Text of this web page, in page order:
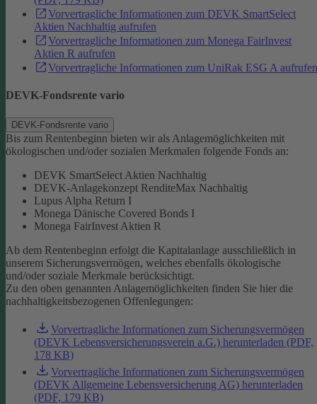
Vorvertragliche Informationen zum DEVK SmartSelect
Aktien Nachhaltig aufrufen
Vorvertragliche Informationen zum Monega FairInvest
Aktien R aufrufen
Vorvertragliche Informationen zum UniRak ESG A aufrufen
DEVK-Fondsrente vario
DEVK-Fondsrente vario
Bis zum Rentenbeginn bieten wir als Anlagemöglichkeiten mit
ökologischen und/oder sozialen Merkmalen folgende Fonds an:
DEVK SmartSelect Aktien Nachhaltig
DEVK-Anlagekonzept RenditeMax Nachhaltig
Lupus Alpha Return I
Monega Dänische Covered Bonds I
Monega FairInvest Aktien R
Ab dem Rentenbeginn erfolgt die Kapitalanlage ausschließlich in
unserem Sicherungsvermögen, welches ebenfalls ökologische
und/oder soziale Merkmale berücksichtigt.
Zu den oben genannten Anlagemöglichkeiten finden Sie hier die
nachhaltigkeitsbezogenen Offenlegungen:
Vorvertragliche Informationen zum Sicherungsvermögen
(DEVK Lebensversicherungsverein a.G.) herunterladen (PDF,
178 KB)
Vorvertragliche Informationen zum Sicherungsvermögen
(DEVK Allgemeine Lebensversicherung AG) herunterladen
(PDF, 179 KB)